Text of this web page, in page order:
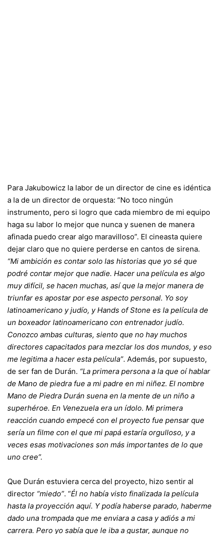
Para Jakubowicz la labor de un director de cine es idéntica
a la de un director de orquesta: “No toco ningún
instrumento, pero si logro que cada miembro de mi equipo
haga su labor lo mejor que nunca y suenen de manera
afinada puedo crear algo maravilloso”. El cineasta quiere
dejar claro que no quiere perderse en cantos de sirena.
“Mi ambición es contar solo las historias que yo sé que
podré contar mejor que nadie. Hacer una película es algo
muy difícil, se hacen muchas, así que la mejor manera de
triunfar es apostar por ese aspecto personal. Yo soy
latinoamericano y judío, y Hands of Stone es la película de
un boxeador latinoamericano con entrenador judío.
Conozco ambas culturas, siento que no hay muchos
directores capacitados para mezclar los dos mundos, y eso
me legitima a hacer esta película”. Además, por supuesto,
de ser fan de Durán. “La primera persona a la que oí hablar
de Mano de piedra fue a mi padre en mi niñez. El nombre
Mano de Piedra Durán suena en la mente de un niño a
superhéroe. En Venezuela era un ídolo. Mi primera
reacción cuando empecé con el proyecto fue pensar que
sería un filme con el que mi papá estaría orgulloso, y a
veces esas motivaciones son más importantes de lo que
uno cree”.
Que Durán estuviera cerca del proyecto, hizo sentir al
director “miedo”. “Él no había visto finalizada la película
hasta la proyección aquí. Y podía haberse parado, haberme
dado una trompada que me enviara a casa y adiós a mi
carrera. Pero yo sabía que le iba a gustar, aunque no